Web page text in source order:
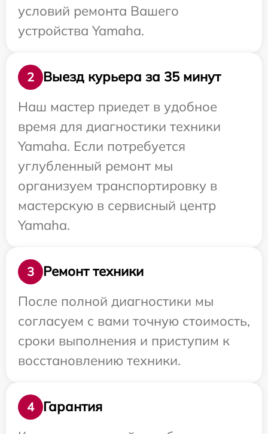
условий ремонта Вашего
устройства Yamaha.
2
Выезд курьера за 35 минут
Наш мастер приедет в удобное
время для диагностики техники
Yamaha. Если потребуется
углубленный ремонт мы
организуем транспортировку в
мастерскую в сервисный центр
Yamaha.
3
Ремонт техники
После полной диагностики мы
согласуем с вами точную стоимость,
сроки выполнения и приступим к
восстановлению техники.
4
Гарантия